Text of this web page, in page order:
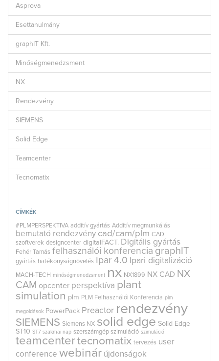
Asprova
Esettanulmány
graphIT Kft.
Minőségmenedzsment
NX
Rendezvény
SIEMENS
Solid Edge
Teamcenter
Tecnomatix
CÍMKÉK
#PLMPERSPEKTIVA additív gyártás Additív megmunkálás
bemutató rendezvény cad/cam/plm CAD
szoftverek designcenter digitalFACT. Digitális gyártás
Fehér Tamás felhasználói konferencia graphIT
gyártás hatékonyságnövelés Ipar 4.0 Ipari digitalizáció
MACH-TECH minőségmenedzsment nx NX1899 NX CAD NX
CAM opcenter perspektíva plant
simulation plm PLM Felhasználói Konferencia plm
megoldások PowerPack Preactor rendezvény
SIEMENS Siemens NX solid edge Solid Edge
ST10 ST7 szakmai nap szerszámgép szimuláció szimuláció
teamcentertecnomatix tervezés user
conference webinár újdonságok